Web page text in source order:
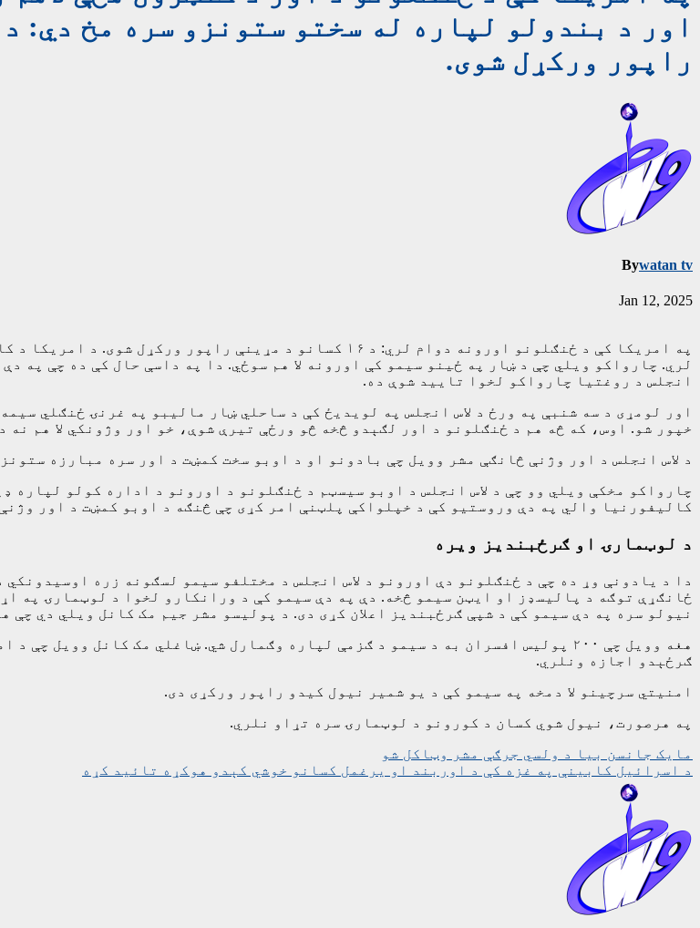
راپور ورکړل شوی.
Bywatan tv
Jan 12, 2025
په امریکا کې د ځنګلونو اورونه دوام لري: د ۱۶ کسانو د مړینې
انجلس د روغتیا چارواکو لخوا تایید شوې ده.
اور لومړی د سه شنبې په ورځ د لاس انجلس په لویدیځ کې د ساحلي ښار مالیبو په غرنۍ ځنګلي
خپور شو. اوس، که څه هم د ځنګلونو د اور لګېدو څخه څو ورځې تیرې شوې، خو اور وژونکي لا هم نه
د لاس انجلس د اور وژنې څانګې مشر وویل چې بادونو او د اوبو سخت کمښت د اور سره مبارزه
چارواکو مخکې ویلي وو چې د لاس انجلس د اوبو سیسټم د ځنګلونو د اورونو د اداره کولو
کالیفورنیا والي په دې وروستیو کې د خپلواکې پلټنې امر کړی چې څنګه د اوبو کمښت د اور
د لوټمارۍ او ګرځبندیز ویره
دا د یادونې وړ ده چې د ځنګلونو دې اورونو د لاس انجلس د مختلفو سیمو لسګونه زره
ځانګړې توګه د پالیسډز او ایټن سیمو څخه. دې په دې سیمو کې د ورانکارو لخوا د لوټمارۍ په
نیولو سره په دې سیمو کې د شپې ګرځبندیز اعلان کړی دی. د پولیسو مشر جیم مک کانل ویلي دي چې
هغه وویل چې ۲۰۰ پولیس افسران به د سیمو د ګزمې لپاره وګمارل شي. ښاغلي مک کانل
ګرځېدو اجازه ونلري.
امنیتي سرچینو لا دمخه په سیمو کې د یو شمیر نیول کیدو راپور ورکړی دی.
په هرصورت، نیول شوي کسان د کورونو د لوټمارۍ سره تړاو نلري.
ليکنه
چليدنه
مایک جانسن بیا د ولسي جرګې مشر وټاکل شو
د اسرائیل کابینې په غزه کې د اوربند او یرغمل کسانو خوشي کېدو هوکړه تائید کړه